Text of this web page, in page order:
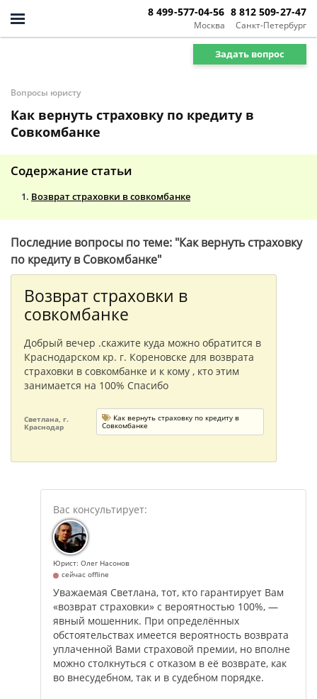
Москва
8 499-577-04-56
Санкт-Петербург
8 812 509-27-47
Задать вопрос
Вопросы юристу
Как вернуть страховку по кредиту в
Совкомбанке
Содержание статьи
Возврат страховки в совкомбанке
Последние вопросы по теме: "Как вернуть страховку
по кредиту в Совкомбанке"
Возврат страховки в
совкомбанке
Добрый вечер .скажите куда можно обратится в
Краснодарском кр. г. Кореновске для возврата
страховки в совкомбанке и к кому , кто этим
занимается на 100% Спасибо
Светлана, г.
Краснодар
Как вернуть страховку по кредиту в
Совкомбанке
Юрист: Олег Насонов
сейчас offline
Уважаемая Светлана, тот, кто гарантирует Вам
«возврат страховки» с вероятностью 100%, —
явный мошенник. При определённых
обстоятельствах имеется вероятность возврата
уплаченной Вами страховой премии, но вполне
можно столкнуться с отказом в её возврате, как
во внесудебном, так и в судебном порядке.